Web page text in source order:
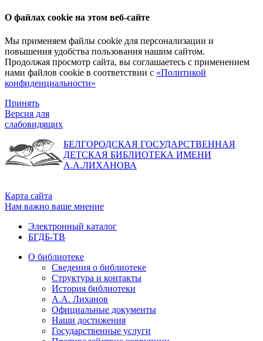
О файлах cookie на этом веб-сайте
Мы применяем файлы cookie для персонализации и
повышения удобства пользования нашим сайтом.
Продолжая просмотр сайта, вы соглашаетесь с применением
нами файлов cookie в соответствии с «Политикой
конфиденциальности»
Принять
Версия для
слабовидящих
БЕЛГОРОДСКАЯ ГОСУДАРСТВЕННАЯ
ДЕТСКАЯ БИБЛИОТЕКА ИМЕНИ
А.А.ЛИХАНОВА
Карта сайта
Нам важно ваше мнение
Электронный каталог
БГДБ-ТВ
О библиотеке
Сведения о библиотеке
Структура и контакты
История библиотеки
А.А. Лиханов
Официальные документы
Наши достижения
Государственные услуги